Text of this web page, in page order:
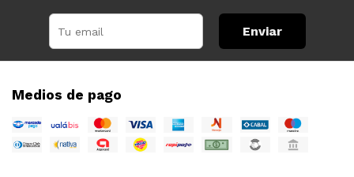
Enviar
Medios de pago